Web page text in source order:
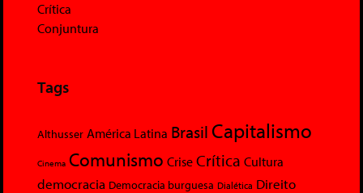
Crítica
Conjuntura
Tags
Althusser América Latina Brasil Capitalismo
Cinema Comunismo Crise Crítica Cultura
democracia Democracia burguesa Dialética Direito